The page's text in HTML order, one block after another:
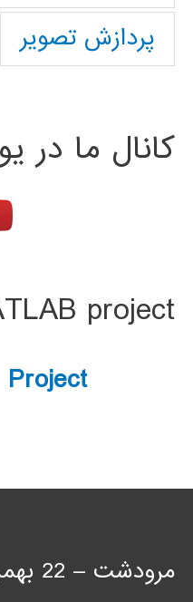
پردازش تصویر
کانال ما در
project
مرودشت – 22 بهمن شمالی